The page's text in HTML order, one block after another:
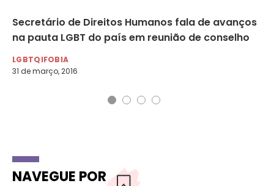
Secretário de Direitos Humanos fala de avanços
na pauta LGBT do país em reunião de conselho
LGBTQIFOBIA
31 de março, 2016
NAVEGUE POR